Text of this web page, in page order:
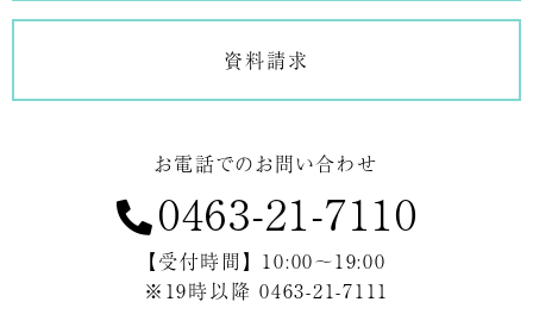
資料請求
お電話でのお問い合わせ
0463-21-7110
【受付時間】 10:00～19:00
※19時以降 0463-21-7111